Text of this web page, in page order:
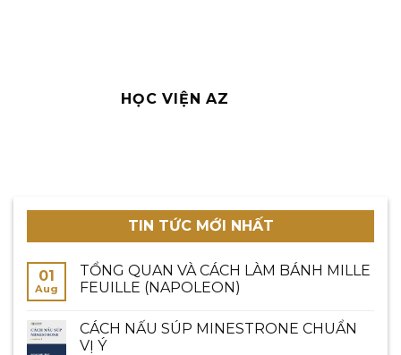
HỌC VIỆN AZ
TIN TỨC MỚI NHẤT
01
Aug
TỔNG QUAN VÀ CÁCH LÀM BÁNH MILLE
FEUILLE (NAPOLEON)
CÁCH NẤU SÚP MINESTRONE CHUẨN
VỊ Ý